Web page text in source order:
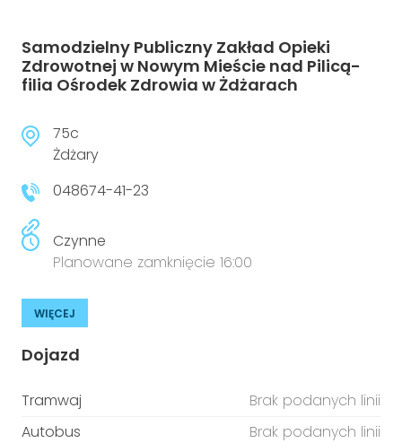
Samodzielny Publiczny Zakład Opieki
Zdrowotnej w Nowym Mieście nad Pilicą-
filia Ośrodek Zdrowia w Żdżarach
75c
Żdżary
048674-41-23
Czynne
Planowane zamknięcie 16:00
WIĘCEJ
Dojazd
Tramwaj
Brak podanych linii
Autobus
Brak podanych linii